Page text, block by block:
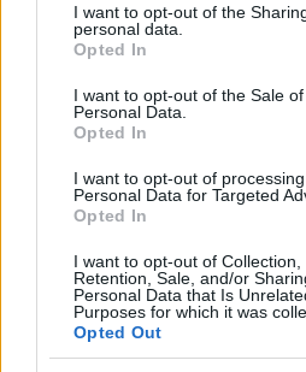
not limited to your visit or usage
grant or deny consent to Google
use your data for below specified
consent section.
I want to opt-out of the
personal data.
Opted In
I want to opt-out of the Sale
Personal Data.
Opted In
I want to opt-out of
Personal Data for Targeted
Opted In
I want to opt-out of Collection,
Retention, Sale, and/or
Personal Data that Is
Purposes for which it was
Opted Out
másodfokúra
HIRDETÉS